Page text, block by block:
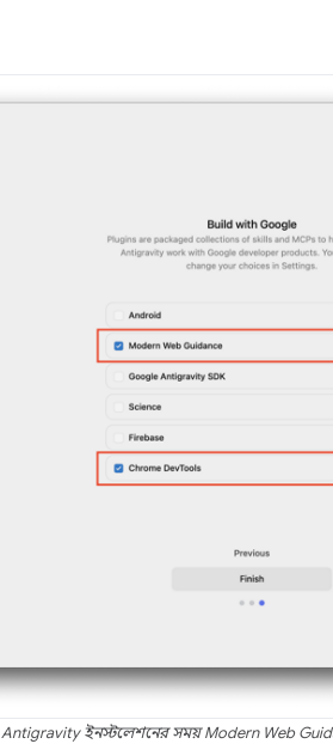
Antigravity ইনস্টলেশনের সময় Modern Web